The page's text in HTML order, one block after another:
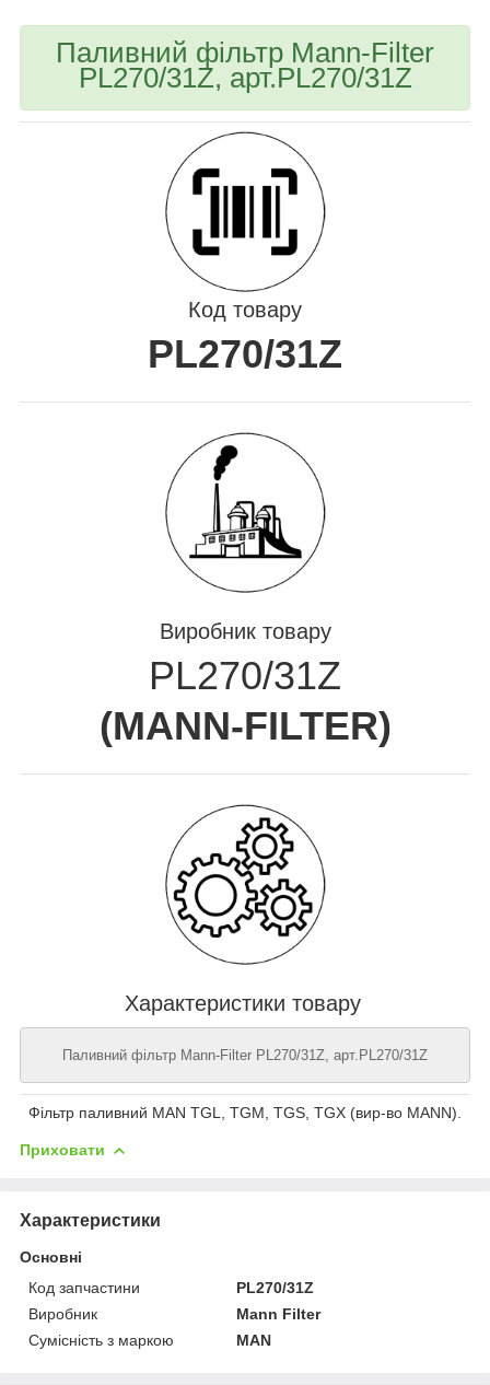
Паливний фільтр Mann-Filter
PL270/31Z, арт.PL270/31Z
Код товару
PL270/31Z
Виробник товару
PL270/31Z
(MANN-FILTER)
Характеристики товару
Паливний фільтр Mann-Filter PL270/31Z, арт.PL270/31Z
Фільтр паливний MAN TGL, TGM, TGS, TGX (вир-во MANN).
Приховати
Характеристики
Основні
Код запчастини
PL270/31Z
Виробник
Mann Filter
Сумісність з маркою
MAN